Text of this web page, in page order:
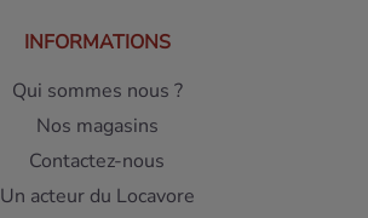
INFORMATIONS
Qui sommes nous ?
Nos magasins
Contactez-nous
Un acteur du Locavore